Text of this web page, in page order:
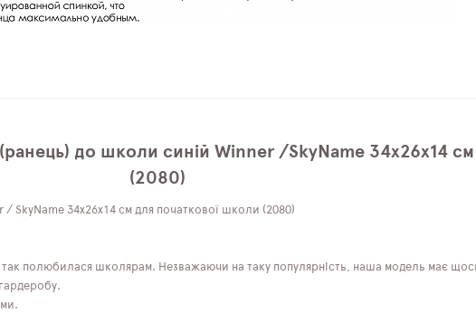
до школи синій Winner /SkyName 34х26х14
(2080)
SkyName 34х26х14 см для початкової школи (2080)
полюбилася школярам. Незважаючи на таку популярність, наша модель має